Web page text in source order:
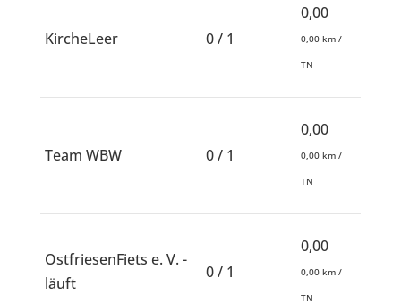
KircheLeer 0 / 1
0,00
0,00 km /
TN
Team WBW 0 / 1
0,00
0,00 km /
TN
OstfriesenFiets e. V. -
läuft
0 / 1
0,00
0,00 km /
TN